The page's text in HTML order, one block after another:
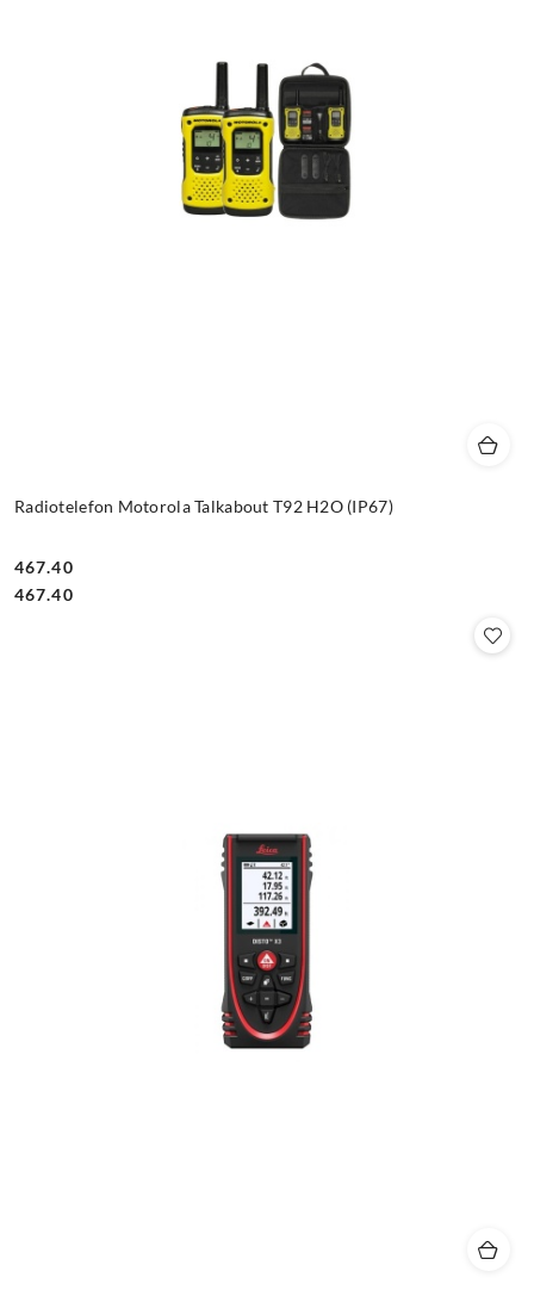
Radiotelefon Motorola Talkabout T92 H2O (IP67)
Cena:
467.40
Cena:
467.40